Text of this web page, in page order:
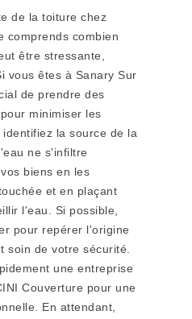
de la toiture chez
comprends combien
être stressante,
vous êtes à Sanary Sur
de prendre des
minimiser les
la source de la
ne s'infiltre
biens en les
et en plaçant
l'eau. Si possible,
pour repérer l'origine
soin de votre sécurité.
une entreprise
Couverture pour une
En attendant,